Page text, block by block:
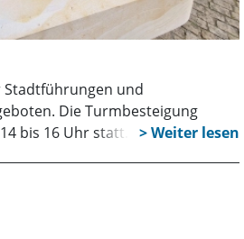
Stadtführungen und
Die Turmbesteigung
bis 16 Uhr statt. Am 6. April um
Gästen „Wunstorf
Kleinigkeiten und Getränken.